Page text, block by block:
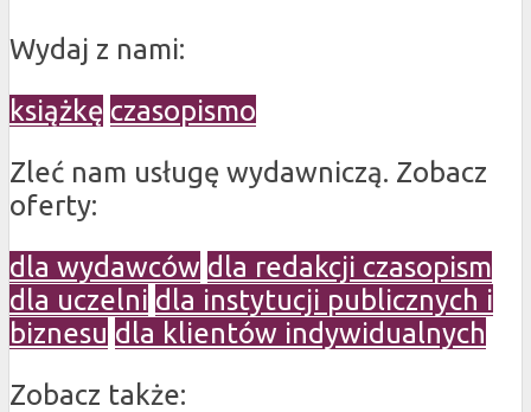
Wydaj z nami:
książkę czasopismo
Zleć nam usługę wydawniczą. Zobacz
oferty:
dla wydawców dla redakcji czasopism
dla uczelni dla instytucji publicznych i
biznesu dla klientów indywidualnych
Zobacz także: